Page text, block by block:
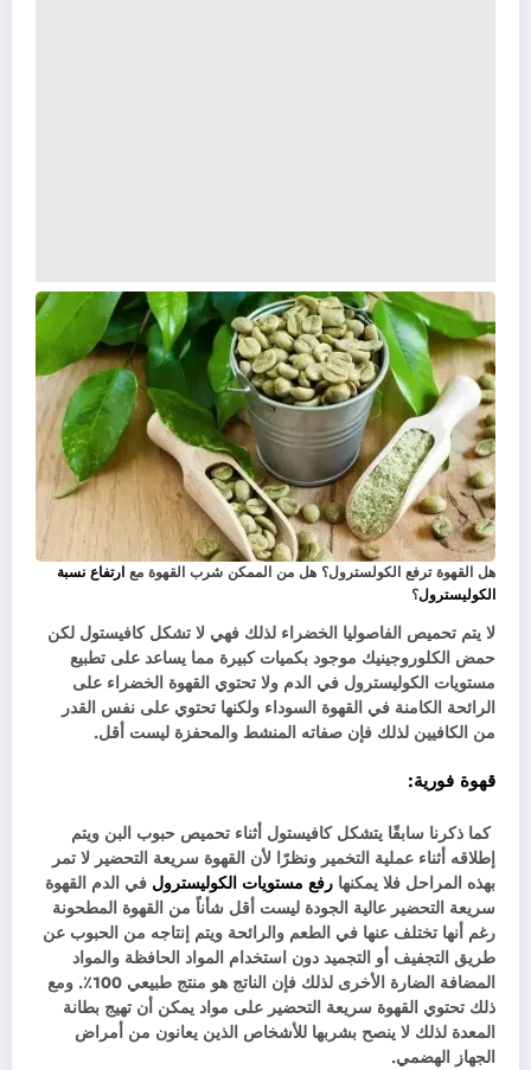
هل القهوة ترفع الكولسترول؟ هل من الممكن شرب القهوة مع ارتفاع نسبة
الكوليسترول؟
لا يتم تحميص الفاصوليا الخضراء لذلك فهي لا تشكل كافيستول لكن
حمض الكلوروجينيك موجود بكميات كبيرة مما يساعد على تطبيع
مستويات الكوليسترول في الدم ولا تحتوي القهوة الخضراء على
الرائحة الكامنة في القهوة السوداء ولكنها تحتوي على نفس القدر
من الكافيين لذلك فإن صفاته المنشط والمحفزة ليست أقل.
قهوة فورية:
كما ذكرنا سابقًا يتشكل كافيستول أثناء تحميص حبوب البن ويتم
إطلاقه أثناء عملية التخمير ونظرًا لأن القهوة سريعة التحضير لا تمر
بهذه المراحل فلا يمكنها رفع مستويات الكوليسترول في الدم القهوة
سريعة التحضير عالية الجودة ليست أقل شأناً من القهوة المطحونة
رغم أنها تختلف عنها في الطعم والرائحة ويتم إنتاجه من الحبوب عن
طريق التجفيف أو التجميد دون استخدام المواد الحافظة والمواد
المضافة الضارة الأخرى لذلك فإن الناتج هو منتج طبيعي 100٪. ومع
ذلك تحتوي القهوة سريعة التحضير على مواد يمكن أن تهيج بطانة
المعدة لذلك لا ينصح بشربها للأشخاص الذين يعانون من أمراض
الجهاز الهضمي.